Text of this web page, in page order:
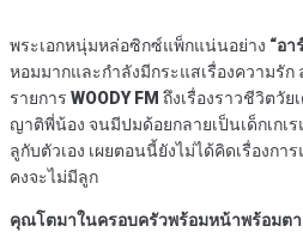
พระเอกหนุ่มหล่อซิกซ์แพ็กแน่นอย่าง “อ
หอมมากและกำลังมีกระแสเรื่องความรั
รายการ WOODY FM ถึงเรื่องราวชีวิตวั
ญาติพี่น้อง จนมีปมด้อยกลายเป็นเด็กเกเ
ลูกับตัวเอง เผยตอนนี้ยังไม่ได้คิดเรื่องก
คงจะไม่มีลูก
คุณโตมาในครอบครัวพร้อมหน้าพร้อมตา